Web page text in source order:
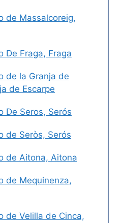
de Massalcoreig,
De Fraga, Fraga
de la Granja de
de Escarpe
De Seros, Serós
de Seròs, Serós
de Aitona, Aitona
de Mequinenza,
de Velilla de Cinca,